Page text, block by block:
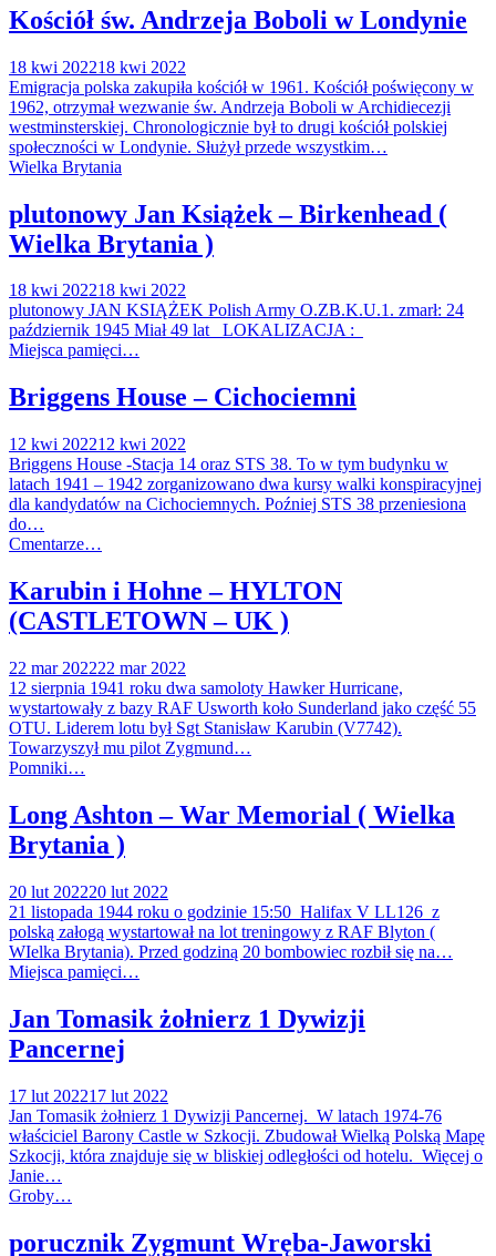
Kościół św. Andrzeja Boboli w Londynie
18 kwi 202218 kwi 2022
Emigracja polska zakupiła kościół w 1961. Kościół poświęcony w
1962, otrzymał wezwanie św. Andrzeja Boboli w Archidiecezji
westminsterskiej. Chronologicznie był to drugi kościół polskiej
społeczności w Londynie. Służył przede wszystkim…
Wielka Brytania
plutonowy Jan Książek – Birkenhead (
Wielka Brytania )
18 kwi 202218 kwi 2022
plutonowy JAN KSIĄŻEK Polish Army O.ZB.K.U.1. zmarł: 24
październik 1945 Miał 49 lat LOKALIZACJA :
Miejsca pamięci…
Briggens House – Cichociemni
12 kwi 202212 kwi 2022
Briggens House -Stacja 14 oraz STS 38. To w tym budynku w
latach 1941 – 1942 zorganizowano dwa kursy walki konspiracyjnej
dla kandydatów na Cichociemnych. Poźniej STS 38 przeniesiona
do…
Cmentarze…
Karubin i Hohne – HYLTON
(CASTLETOWN – UK )
22 mar 202222 mar 2022
12 sierpnia 1941 roku dwa samoloty Hawker Hurricane,
wystartowały z bazy RAF Usworth koło Sunderland jako część 55
OTU. Liderem lotu był Sgt Stanisław Karubin (V7742).
Towarzyszył mu pilot Zygmund…
Pomniki…
Long Ashton – War Memorial ( Wielka
Brytania )
20 lut 202220 lut 2022
21 listopada 1944 roku o godzinie 15:50 Halifax V LL126 z
polską załogą wystartował na lot treningowy z RAF Blyton (
WIelka Brytania). Przed godziną 20 bombowiec rozbił się na…
Miejsca pamięci…
Jan Tomasik żołnierz 1 Dywizji
Pancernej
17 lut 202217 lut 2022
Jan Tomasik żołnierz 1 Dywizji Pancernej. W latach 1974-76
właściciel Barony Castle w Szkocji. Zbudował Wielką Polską Mapę
Szkocji, która znajduje się w bliskiej odległości od hotelu. Więcej o
Janie…
Groby…
porucznik Zygmunt Wręba-Jaworski